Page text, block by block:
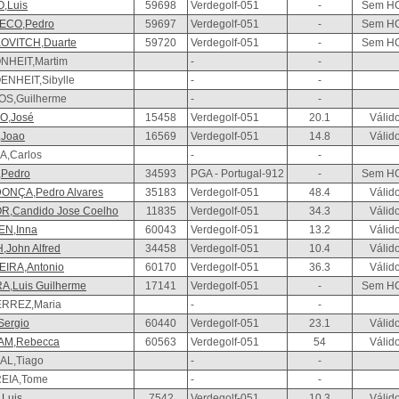
59698 Verdegolf-051 -
Sem
59697 Verdegolf-051 -
Sem
59720 Verdegolf-051 -
Sem
-
-
-
-
-
-
15458 Verdegolf-051 20.1
16569 Verdegolf-051 14.8
-
-
34593 PGA - Portugal-912 -
Sem
Alvares
35183 Verdegolf-051 48.4
Jose Coelho
11835 Verdegolf-051 34.3
60043 Verdegolf-051 13.2
Alfred
34458 Verdegolf-051 10.4
60170 Verdegolf-051 36.3
Guilherme
17141 Verdegolf-051 -
Sem
-
-
60440 Verdegolf-051 23.1
60563 Verdegolf-051 54
-
-
-
-